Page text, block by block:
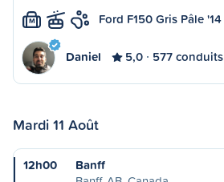
M Ford F150 Gris Pâle '14
Daniel 5,0 577 conduits
Mardi 11 Août
12h00
Banff